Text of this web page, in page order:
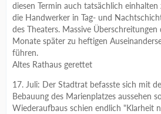
diesen Termin auch tatsächlich
die Handwerker in Tag- und
des Theaters. Massive
Monate später zu heftigen
führen.
Altes Rathaus gerettet
17. Juli: Der Stadtrat befasste sich mit
Bebauung des Marienplatzes aussehen
Wiederaufbaus schien endlich "Klarheit